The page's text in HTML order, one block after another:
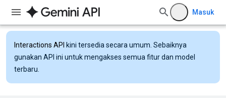
Masuk
Interactions API kini tersedia secara umum. Sebaiknya
gunakan API ini untuk mengakses semua fitur dan model
terbaru.